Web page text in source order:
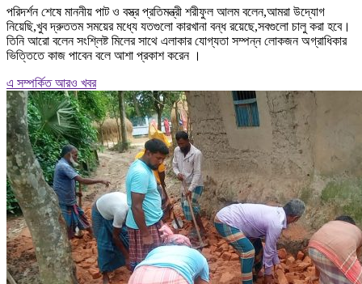
পরিদর্শন শেষে মাননীয় পাট ও বস্ত্র প্রতিমন্ত্রী শরীফুল আলম বলেন,আমরা উদ্যোগ
নিয়েছি,খুব দ্রুততম সময়ের মধ্যে যতগুলো কারখানা বন্ধ রয়েছে,সবগুলো চালু করা হবে।
তিনি আরো বলেন সংশ্লিষ্ট মিলের সাথে এলাকার যোগ্যতা সম্পন্ন লোকজন অগ্রাধিকার
ভিত্তিতে কাজ পাবেন বলে আশা প্রকাশ করেন ।
এ সম্পর্কিত আরও খবর